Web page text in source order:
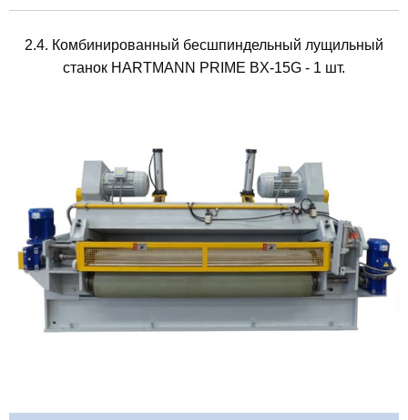
2.4. Комбинированный бесшпиндельный лущильный
станок HARTMANN PRIME BX-15G - 1 шт.